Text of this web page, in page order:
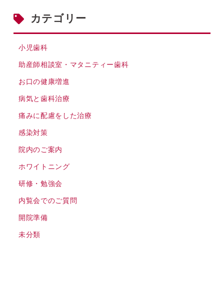
カテゴリー
小児歯科
助産師相談室・マタニティー歯科
お口の健康増進
病気と歯科治療
痛みに配慮をした治療
感染対策
院内のご案内
ホワイトニング
研修・勉強会
内覧会でのご質問
開院準備
未分類